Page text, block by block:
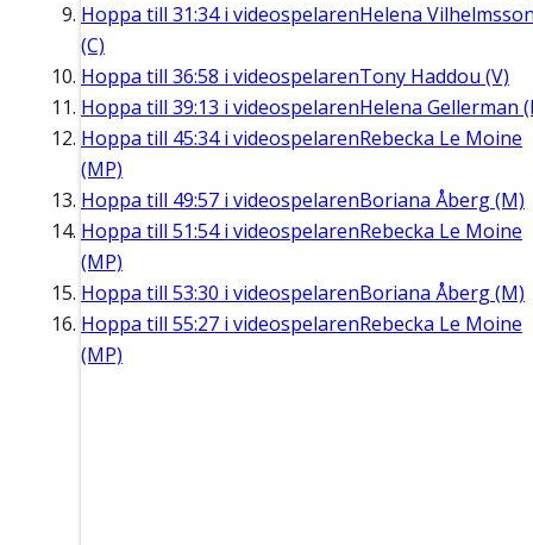
Hoppa till 31:34i videospelarenHelena
(C)
Hoppa till 36:58 i videospelarenTony Haddou (V)
Hoppa till 39:13 i videospelarenHelena Gellerman
Hoppa till 45:34i videospelarenRebecka Le Moine
(MP)
Hoppa till 49:57 i videospelarenBoriana Åberg (M)
Hoppa till 51:54i videospelarenRebecka Le Moine
(MP)
Hoppa till 53:30 i videospelarenBoriana Åberg (M)
Hoppa till 55:27 i videospelarenRebecka Le Moine
(MP)